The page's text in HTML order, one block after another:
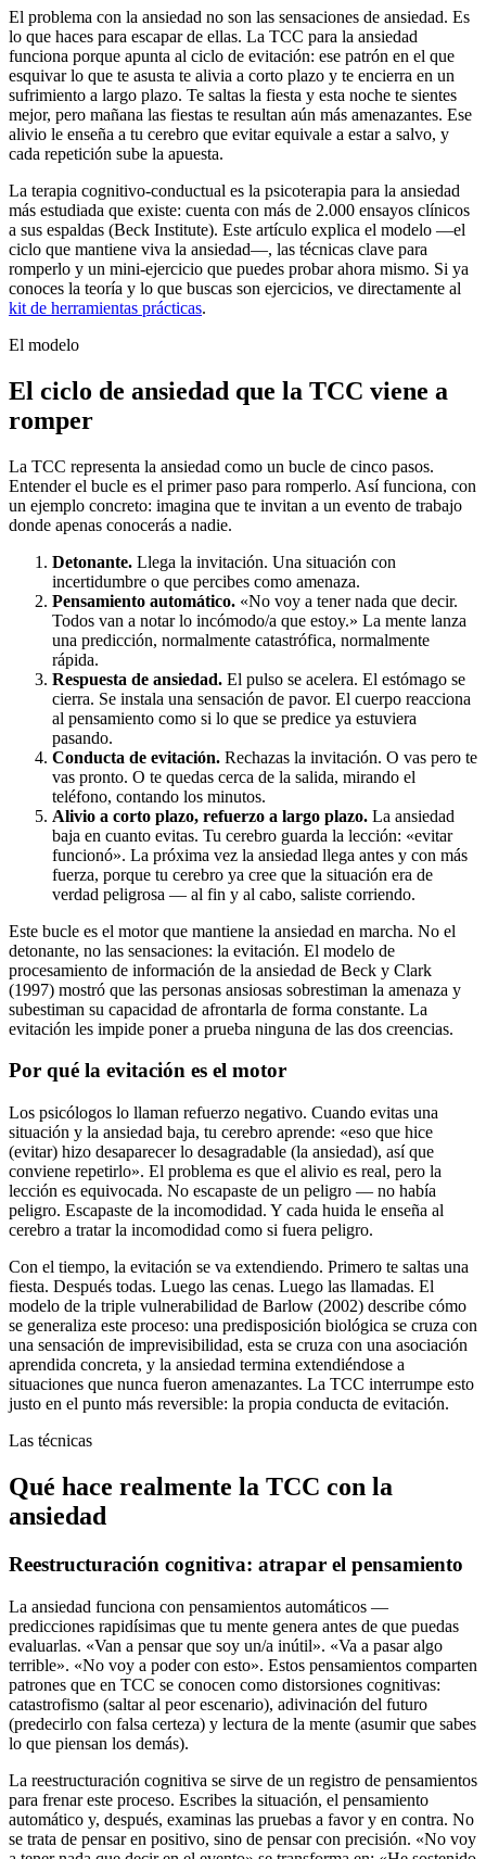
El problema con la ansiedad no son las sensaciones de ansiedad. Es
lo que haces para escapar de ellas. La TCC para la ansiedad
funciona porque apunta al ciclo de evitación: ese patrón en el que
esquivar lo que te asusta te alivia a corto plazo y te encierra en un
sufrimiento a largo plazo. Te saltas la fiesta y esta noche te sientes
mejor, pero mañana las fiestas te resultan aún más amenazantes. Ese
alivio le enseña a tu cerebro que evitar equivale a estar a salvo, y
cada repetición sube la apuesta.
La terapia cognitivo-conductual es la psicoterapia para la ansiedad
más estudiada que existe: cuenta con más de 2.000 ensayos clínicos
a sus espaldas (Beck Institute). Este artículo explica el modelo —el
ciclo que mantiene viva la ansiedad—, las técnicas clave para
romperlo y un mini-ejercicio que puedes probar ahora mismo. Si ya
conoces la teoría y lo que buscas son ejercicios, ve directamente al
kit de herramientas prácticas.
El modelo
El ciclo de ansiedad que la TCC viene a
romper
La TCC representa la ansiedad como un bucle de cinco pasos.
Entender el bucle es el primer paso para romperlo. Así funciona, con
un ejemplo concreto: imagina que te invitan a un evento de trabajo
donde apenas conocerás a nadie.
Detonante. Llega la invitación. Una situación con
incertidumbre o que percibes como amenaza.
Pensamiento automático. «No voy a tener nada que decir.
Todos van a notar lo incómodo/a que estoy.» La mente lanza
una predicción, normalmente catastrófica, normalmente
rápida.
Respuesta de ansiedad. El pulso se acelera. El estómago se
cierra. Se instala una sensación de pavor. El cuerpo reacciona
al pensamiento como si lo que se predice ya estuviera
pasando.
Conducta de evitación. Rechazas la invitación. O vas pero te
vas pronto. O te quedas cerca de la salida, mirando el
teléfono, contando los minutos.
Alivio a corto plazo, refuerzo a largo plazo. La ansiedad
baja en cuanto evitas. Tu cerebro guarda la lección: «evitar
funcionó». La próxima vez la ansiedad llega antes y con más
fuerza, porque tu cerebro ya cree que la situación era de
verdad peligrosa — al fin y al cabo, saliste corriendo.
Este bucle es el motor que mantiene la ansiedad en marcha. No el
detonante, no las sensaciones: la evitación. El modelo de
procesamiento de información de la ansiedad de Beck y Clark
(1997) mostró que las personas ansiosas sobrestiman la amenaza y
subestiman su capacidad de afrontarla de forma constante. La
evitación les impide poner a prueba ninguna de las dos creencias.
Por qué la evitación es el motor
Los psicólogos lo llaman refuerzo negativo. Cuando evitas una
situación y la ansiedad baja, tu cerebro aprende: «eso que hice
(evitar) hizo desaparecer lo desagradable (la ansiedad), así que
conviene repetirlo». El problema es que el alivio es real, pero la
lección es equivocada. No escapaste de un peligro — no había
peligro. Escapaste de la incomodidad. Y cada huida le enseña al
cerebro a tratar la incomodidad como si fuera peligro.
Con el tiempo, la evitación se va extendiendo. Primero te saltas una
fiesta. Después todas. Luego las cenas. Luego las llamadas. El
modelo de la triple vulnerabilidad de Barlow (2002) describe cómo
se generaliza este proceso: una predisposición biológica se cruza con
una sensación de imprevisibilidad, esta se cruza con una asociación
aprendida concreta, y la ansiedad termina extendiéndose a
situaciones que nunca fueron amenazantes. La TCC interrumpe esto
justo en el punto más reversible: la propia conducta de evitación.
Las técnicas
Qué hace realmente la TCC con la
ansiedad
Reestructuración cognitiva: atrapar el pensamiento
La ansiedad funciona con pensamientos automáticos —
predicciones rapidísimas que tu mente genera antes de que puedas
evaluarlas. «Van a pensar que soy un/a inútil». «Va a pasar algo
terrible». «No voy a poder con esto». Estos pensamientos comparten
patrones que en TCC se conocen como distorsiones cognitivas:
catastrofismo (saltar al peor escenario), adivinación del futuro
(predecirlo con falsa certeza) y lectura de la mente (asumir que sabes
lo que piensan los demás).
La reestructuración cognitiva se sirve de un registro de pensamientos
para frenar este proceso. Escribes la situación, el pensamiento
automático y, después, examinas las pruebas a favor y en contra. No
se trata de pensar en positivo, sino de pensar con precisión. «No voy